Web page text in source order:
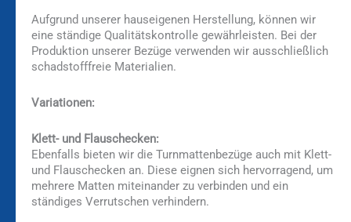
Aufgrund unserer hauseigenen Herstellung, können wir
eine ständige Qualitätskontrolle gewährleisten. Bei der
Produktion unserer Bezüge verwenden wir ausschließlich
schadstofffreie Materialien.
Variationen:
Klett- und Flauschecken:
Ebenfalls bieten wir die Turnmattenbezüge auch mit Klett-
und Flauschecken an. Diese eignen sich hervorragend, um
mehrere Matten miteinander zu verbinden und ein
ständiges Verrutschen verhindern.